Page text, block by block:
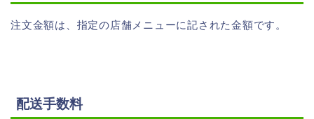
注文金額は、指定の店舗メニューに記された金額です。
配送手数料